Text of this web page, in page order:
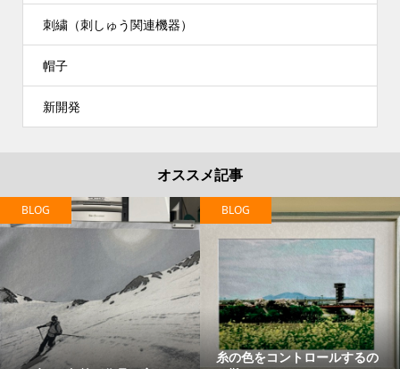
刺繍（刺しゅう関連機器）
帽子
新開発
オススメ記事
BLOG
糸の色をコントロールするの
BLOG